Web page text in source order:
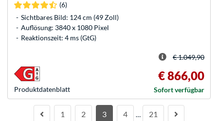
(6)
Sichtbares Bild: 124 cm (49 Zoll)
Auflösung: 3840 x 1080 Pixel
Reaktionszeit: 4 ms (GtG)
Produkt­datenblatt
€ 1.049,90
€ 866,00
Sofort verfügbar
1 2 3 4 … 21